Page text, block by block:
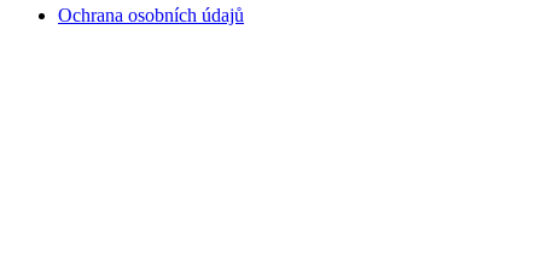
Ochrana osobních údajů